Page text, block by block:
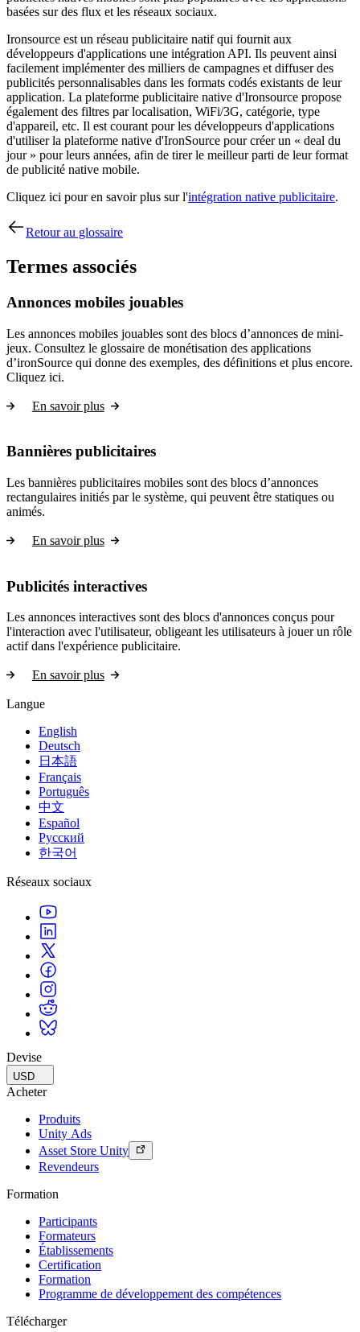
basées sur des flux et les réseaux sociaux.
Ironsource est un réseau publicitaire natif qui fournit aux
développeurs d'applications une intégration API. Ils peuvent ainsi
facilement implémenter des milliers de campagnes et diffuser des
publicités personnalisables dans les formats codés existants de leur
application. La plateforme publicitaire native d'Ironsource propose
également des filtres par localisation, WiFi/3G, catégorie, type
d'appareil, etc. Il est courant pour les développeurs d'applications
d'utiliser la plateforme native d'IronSource pour créer un « deal du
jour » pour leurs années, afin de tirer le meilleur parti de leur format
de publicité native mobile.
Cliquez ici pour en savoir plus sur l'intégration native publicitaire.
Retour au glossaire
Termes associés
Annonces mobiles jouables
Les annonces mobiles jouables sont des blocs d’annonces de mini-
jeux. Consultez le glossaire de monétisation des applications
d’ironSource qui donne des exemples, des définitions et plus encore.
Cliquez ici.
En savoir plus
Bannières publicitaires
Les bannières publicitaires mobiles sont des blocs d’annonces
rectangulaires initiés par le système, qui peuvent être statiques ou
animés.
En savoir plus
Publicités interactives
Les annonces interactives sont des blocs d'annonces conçus pour
l'interaction avec l'utilisateur, obligeant les utilisateurs à jouer un rôle
actif dans l'expérience publicitaire.
En savoir plus
Langue
English
Deutsch
日本語
Français
Português
中文
Español
Русский
한국어
Réseaux sociaux
Devise
USD
Acheter
Produits
Unity Ads
Asset Store Unity
Revendeurs
Formation
Participants
Formateurs
Établissements
Certification
Formation
Programme de développement des compétences
Télécharger